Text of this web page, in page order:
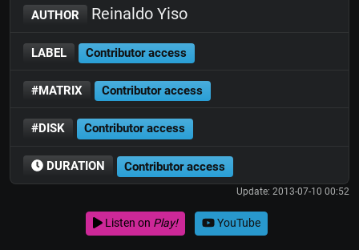
AUTHOR Reinaldo Yiso
LABEL Contributor access
#MATRIX Contributor access
#DISK Contributor access
DURATION Contributor access
Update: 2013-07-10 00:52
Listen on Play! YouTube